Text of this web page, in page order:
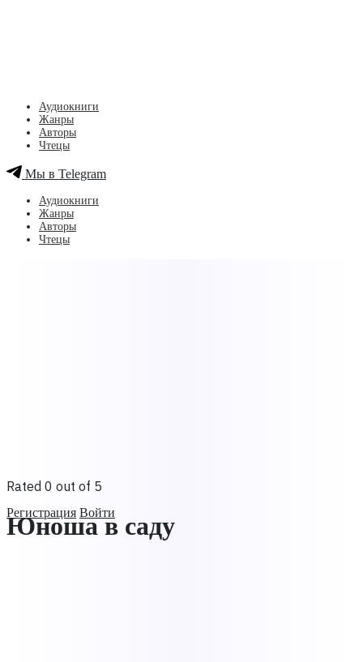
Регистрация Войти
Аудиокниги
Жанры
Авторы
Чтецы
Мы в Telegram
Аудиокниги
Жанры
Авторы
Чтецы
Rated 0 out of 5
Юноша в саду